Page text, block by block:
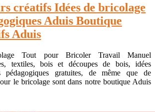
créatifs Idées de bricolage
Aduis Boutique
Aduis
Tout pour Bricoler Travail Manuel
textiles, bois et découpes de bois, idées
pédagogiques gratuites, de même que de
le bricolage sont dans notre boutique Aduis